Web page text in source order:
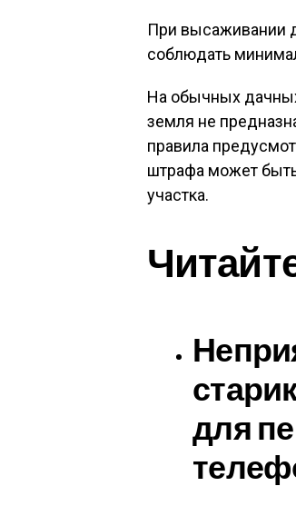
При высаживании
соблюдать
На обычных
земля не
правила
штрафа может
участка.
для